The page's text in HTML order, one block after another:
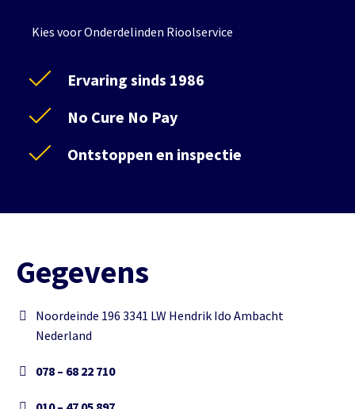
Kies voor Onderdelinden Rioolservice
Ervaring sinds 1986
No Cure No Pay
Ontstoppen en inspectie
Gegevens
Noordeinde 196 3341 LW Hendrik Ido Ambacht
Nederland
078 – 68 22 710